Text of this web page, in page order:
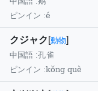
ピンイン :é
クジャク [動物]
中国語 :孔雀
ピンイン :kǒng què